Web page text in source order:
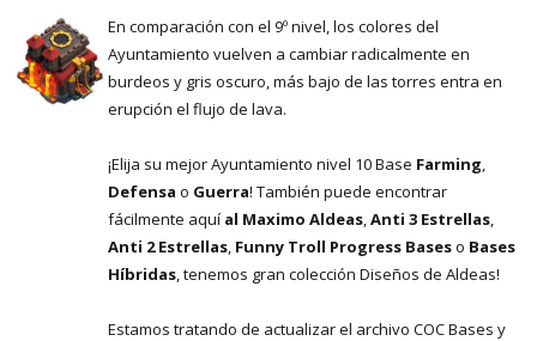
En comparación con el 9º nivel, los colores del
Ayuntamiento vuelven a cambiar radicalmente en
burdeos y gris oscuro, más bajo de las torres entra en
erupción el flujo de lava.
¡Elija su mejor Ayuntamiento nivel 10 Base Farming
Defensa o Guerra! También puede encontrar
fácilmente aquí al Maximo Aldeas Anti 3 Estrellas
Anti 2 Estrellas Funny Troll Progress Baseso Bases
Híbridas , tenemos gran colección Diseños de Aldeas!
Estamos tratando de actualizar el archivo COC Bases y